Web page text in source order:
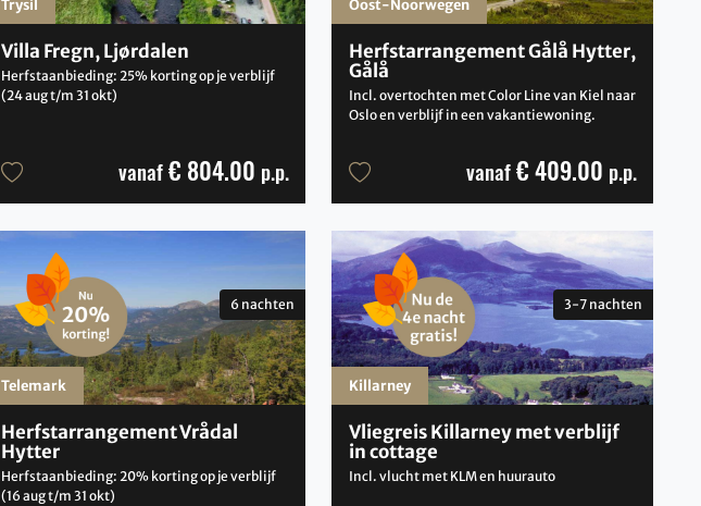
Villa Fregn, Ljørdalen
Herfstaanbieding: 25% korting op je verblijf
(24 aug t/m 31 okt)
vanaf€ 804.00 p.p.
Trysil
Herfstarrangement Gålå Hytter,
Gålå
Incl. overtochten met Color Line van Kiel naar
Oslo en verblijf in een vakantiewoning.
vanaf€ 409.00 p.p.
Oost-Noorwegen
Herfstarrangement Vrådal
Hytter
Herfstaanbieding: 20% korting op je verblijf
(16 aug t/m 31 okt)
6 nachten
Telemark
Vliegreis Killarney met verblijf
in cottage
Incl. vlucht met KLM en huurauto
3-7 nachten
Killarney